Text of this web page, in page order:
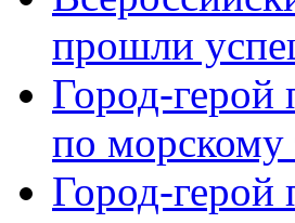
прошли
Город-герой
по
Город-герой